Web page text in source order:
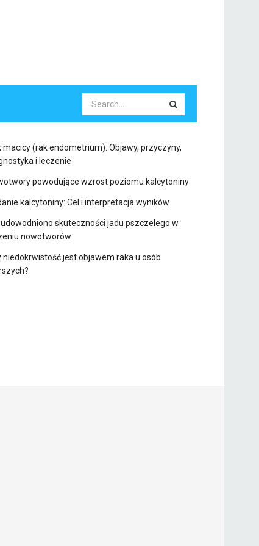
macicy (rak endometrium): Objawy, przyczyny,
i leczenie
powodujące wzrost poziomu kalcytoniny
kalcytoniny: Cel i interpretacja wyników
udowodniono skuteczności jadu pszczelego w
nowotworów
niedokrwistość jest objawem raka u osób